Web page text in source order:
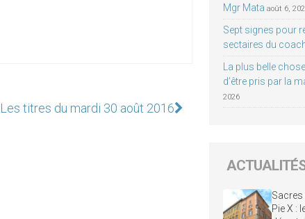
Les titres du mardi 30 août 2016
Mgr Mata août 6,
Sept signes pour
sectaires du
La plus belle
d’être pris par la
2026
Sacres
Pie X :